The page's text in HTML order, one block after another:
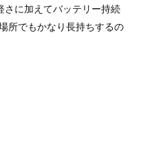
さに加えてバッテリー持続
所でもかなり長持ちするの